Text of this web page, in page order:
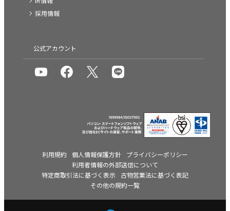
採用情報
公式アカウント
利用規約 個人情報保護方針
プライバシーポリシー
利用者情報の外部送信について
特定商取引法に基づく表示
古物営業法に基づく表記
その他の規約一覧